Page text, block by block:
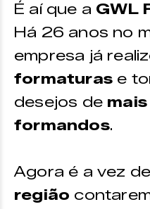
É aí que a GWL
Há 26 anos no
empresa já
formaturas e
desejos de
formandos.
Agora é a vez de
região